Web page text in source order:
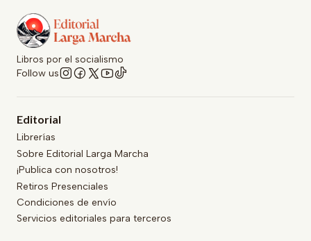
Libros por el socialismo
Follow us
Editorial
Librerías
Sobre Editorial Larga Marcha
¡Publica con nosotros!
Retiros Presenciales
Condiciones de envío
Servicios editoriales para terceros